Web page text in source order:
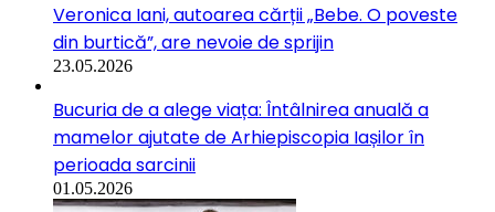
Veronica Iani, autoarea cărții „Bebe. O poveste
din burtică”, are nevoie de sprijin
23.05.2026
Bucuria de a alege viața: Întâlnirea anuală a
mamelor ajutate de Arhiepiscopia Iașilor în
perioada sarcinii
01.05.2026